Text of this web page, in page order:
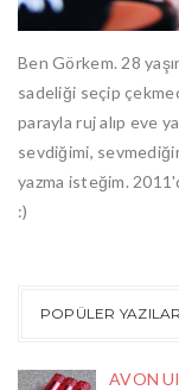
Ben Görkem. 28
sadeliği seçip
parayla ruj alıp eve
sevdiğimi,
yazma isteğim.
:)
POPÜLER YAZILAR
AVON